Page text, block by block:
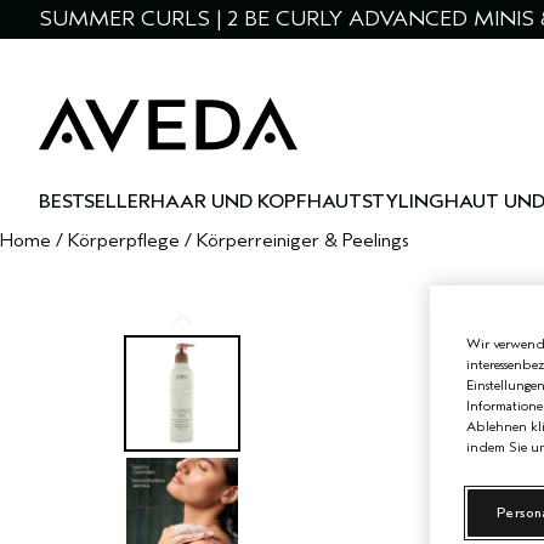
SUMMER CURLS | 2 BE CURLY ADVANCED
BESTSELLERHAAR UND KOPFHAUTSTYLINGHAUT
Home / Körperpflege / Körperreiniger & Peelings
Wir
Ablehnen
indem Sie